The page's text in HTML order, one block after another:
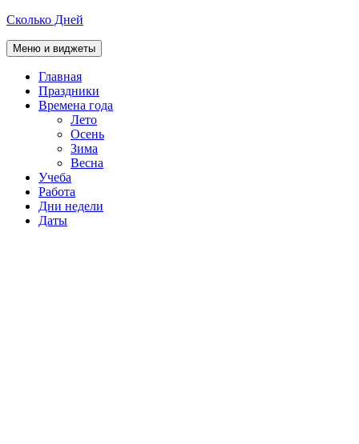
Перейти
содержимому
Сколько Дней
Меню и виджеты
Главная
Праздники
Времена года
Лето
Осень
Зима
Весна
Учеба
Работа
Дни недели
Даты